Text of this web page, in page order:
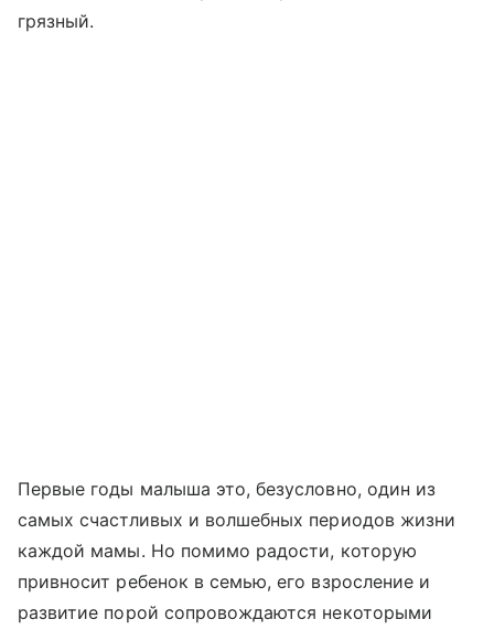
грязный.
Первые годы малыша это, безусловно, один из
самых счастливых и волшебных периодов жизни
каждой мамы. Но помимо радости, которую
привносит ребенок в семью, его взросление и
развитие порой сопровождаются некоторыми